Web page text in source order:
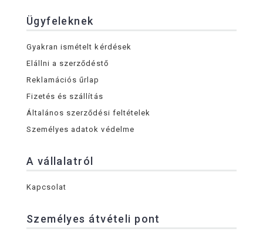
Ügyfeleknek
Gyakran ismételt kérdések
Elállni a szerződéstő
Reklamációs űrlap
Fizetés és szállítás
Általános szerződési feltételek
Személyes adatok védelme
A vállalatról
Kapcsolat
Személyes átvételi pont